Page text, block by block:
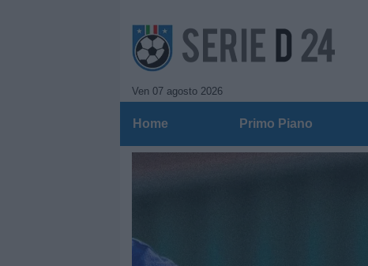
Ven 07 agosto 2026
Home Primo Piano
Serie D 24: